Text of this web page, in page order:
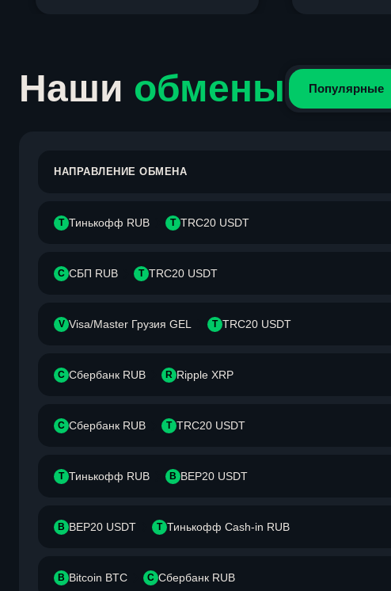
Наши обмены Популярные
НАПРАВЛЕНИЕ ОБМЕНА
Т Тинькофф RUB T TRC20 USDT
С СБП RUB T TRC20 USDT
V Visa/Master Грузия GEL T TRC20 USDT
С Сбербанк RUB R Ripple XRP
С Сбербанк RUB T TRC20 USDT
Т Тинькофф RUB B BEP20 USDT
B BEP20 USDT Т Тинькофф Cash-in RUB
B Bitcoin BTC С Сбербанк RUB